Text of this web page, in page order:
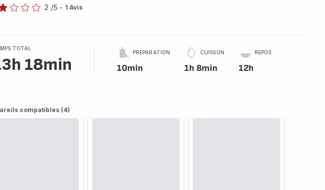
2 /5 - 1 Avis
TOTAL
18min
PRÉPARATION
10min
CUISSON
1h 8min
REPOS
12h
compatibles (4)